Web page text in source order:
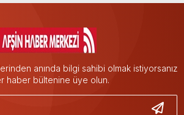
anında bilgi sahibi olmak istiyorsanız
haber bültenine üye olun.